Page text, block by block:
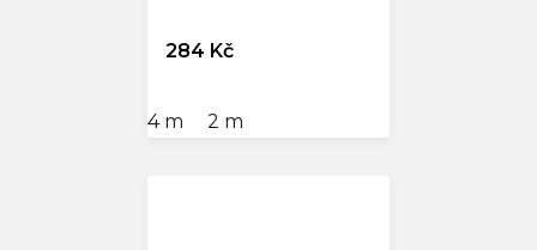
284 Kč
4 m 2 m